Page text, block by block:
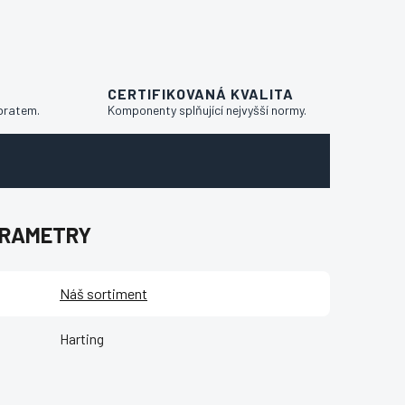
CERTIFIKOVANÁ KVALITA
Komponenty splňující nejvyšší normy.
Náš sortiment
Harting